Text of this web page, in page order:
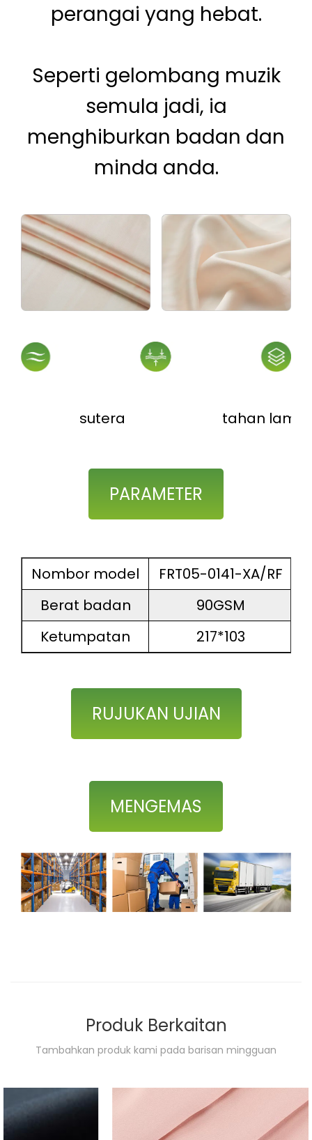
perangai yang hebat.
Seperti gelombang muzik
semula jadi, ia
menghiburkan badan dan
minda anda.
sutera tahan lama
PARAMETER
Nombor model
FRT05-0141-XA/RF
Berat badan
90GSM
Ketumpatan
217*103
RUJUKAN UJIAN
MENGEMAS
Produk Berkaitan
Tambahkan produk kami pada barisan mingguan